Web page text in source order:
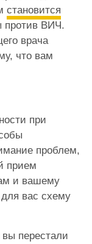
становится
против ВИЧ.
врача
что вам
при
проблем,
прием
и вашему
вас схему
перестали